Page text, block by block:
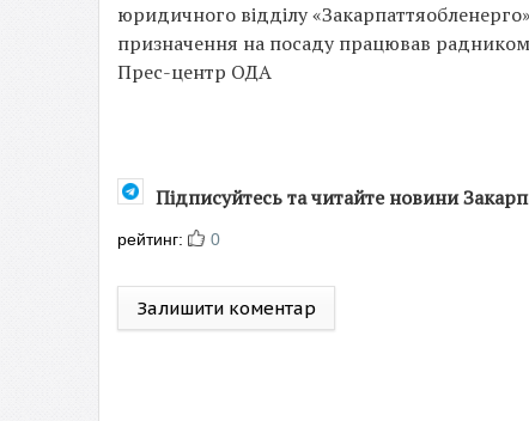
юридичного відділу
призначення на посаду працював радником
Прес-центр ОДА
Підписуйтесь та читайте новини
рейтинг: 0
Залишити коментар